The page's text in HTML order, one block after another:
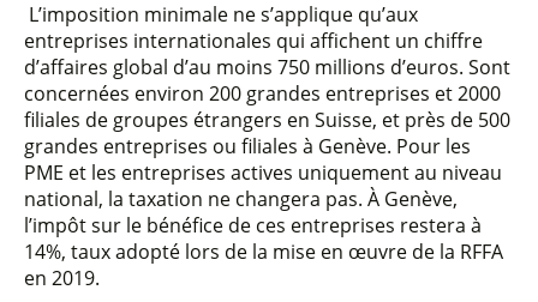
L’imposition minimale ne s’applique qu’aux
entreprises internationales qui affichent un chiffre
d’affaires global d’au moins 750 millions d’euros. Sont
concernées environ 200 grandes entreprises et 2000
filiales de groupes étrangers en Suisse, et près de 500
grandes entreprises ou filiales à Genève. Pour les
PME et les entreprises actives uniquement au niveau
national, la taxation ne changera pas. À Genève,
l’impôt sur le bénéfice de ces entreprises restera à
14%, taux adopté lors de la mise en œuvre de la RFFA
en 2019.